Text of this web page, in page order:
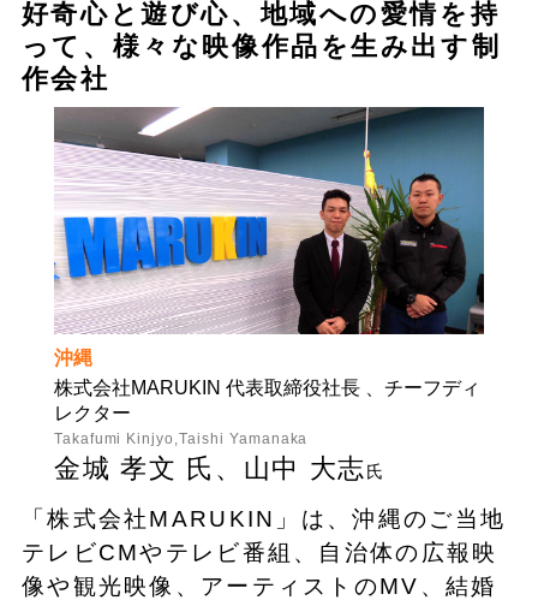
好奇心と遊び心、地域への愛情を持
って、様々な映像作品を生み出す制
作会社
沖縄
株式会社MARUKIN 代表取締役社長 、チーフディ
レクター
Takafumi Kinjyo,Taishi Yamanaka
金城 孝文 氏、山中 大志氏
「株式会社MARUKIN」は、沖縄のご当地
テレビCMやテレビ番組、自治体の広報映
像や観光映像、アーティストのMV、結婚